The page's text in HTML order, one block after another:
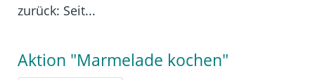
zurück: Seit...
Aktion "Marmelade kochen"